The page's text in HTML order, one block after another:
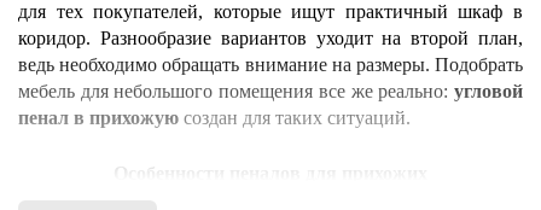
для тех покупателей, которые ищут практичный шкаф в
коридор. Разнообразие вариантов уходит на второй план,
ведь необходимо обращать внимание на размеры. Подобрать
мебель для небольшого помещения все же реально: угловой
пенал в прихожую создан для таких ситуаций.
Особенности пеналов для прихожих